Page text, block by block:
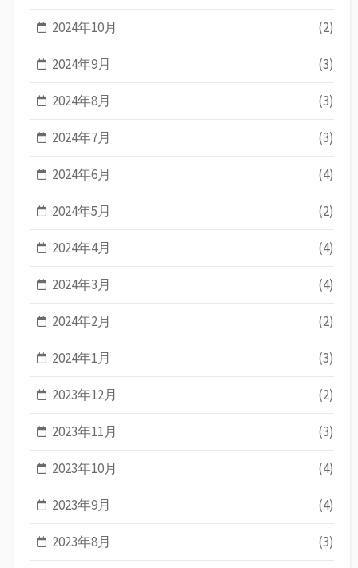
2024年10月 (2)
2024年9月 (3)
2024年8月 (3)
2024年7月 (3)
2024年6月 (4)
2024年5月 (2)
2024年4月 (4)
2024年3月 (4)
2024年2月 (2)
2024年1月 (3)
2023年12月 (2)
2023年11月 (3)
2023年10月 (4)
2023年9月 (4)
2023年8月 (3)